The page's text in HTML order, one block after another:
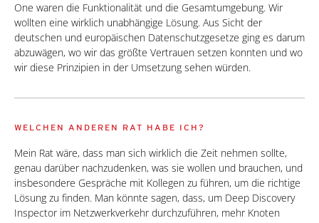
One waren die Funktionalität und die Gesamtumgebung. Wir
wollten eine wirklich unabhängige Lösung. Aus Sicht der
deutschen und europäischen Datenschutzgesetze ging es darum
abzuwägen, wo wir das größte Vertrauen setzen konnten und wo
wir diese Prinzipien in der Umsetzung sehen würden.
WELCHEN ANDEREN RAT HABE ICH?
Mein Rat wäre, dass man sich wirklich die Zeit nehmen sollte,
genau darüber nachzudenken, was sie wollen und brauchen, und
insbesondere Gespräche mit Kollegen zu führen, um die richtige
Lösung zu finden. Man könnte sagen, dass, um Deep Discovery
Inspector im Netzwerkverkehr durchzuführen, mehr Knoten